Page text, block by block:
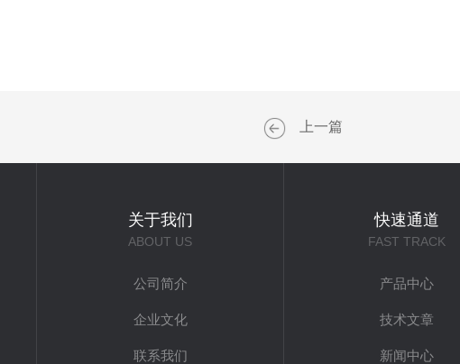
上一篇
关于我们
ABOUT US
公司简介
企业文化
联系我们
快速通道
FAST TRACK
产品中心
技术文章
新闻中心